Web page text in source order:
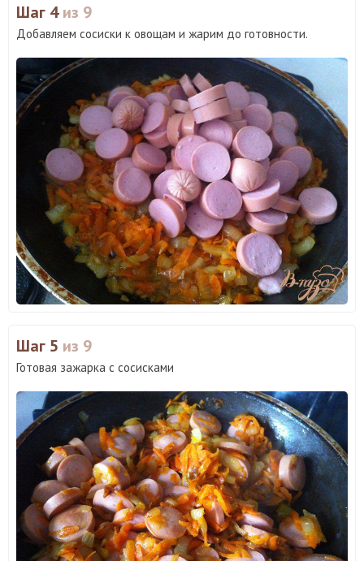
Шаг 4из 9
Добавляем сосиски к овощам и жарим до готовности.
Шаг 5 из 9
Готовая зажарка с сосисками